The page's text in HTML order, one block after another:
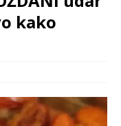
kako